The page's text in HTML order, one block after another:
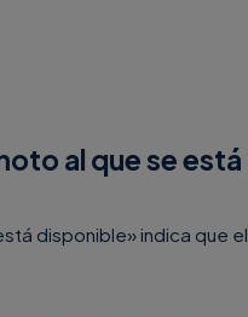
al que se
disponible» indica que